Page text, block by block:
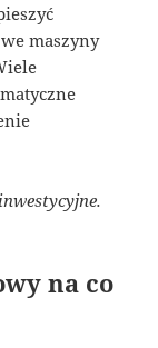
maszyny
na co